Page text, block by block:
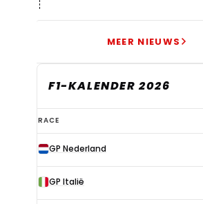
MEER NIEUWS
F1-KALENDER 2026
F1-
kalender
2026
RACE
GP Nederland
GP Italië